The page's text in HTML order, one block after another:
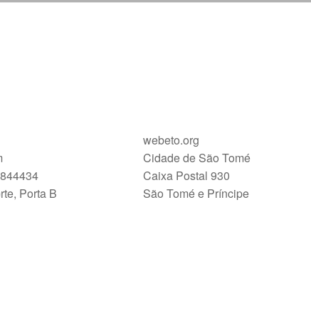
Porta B
webeto.org
Cidade de São Tomé
Caixa Postal 930
São Tomé e Príncipe